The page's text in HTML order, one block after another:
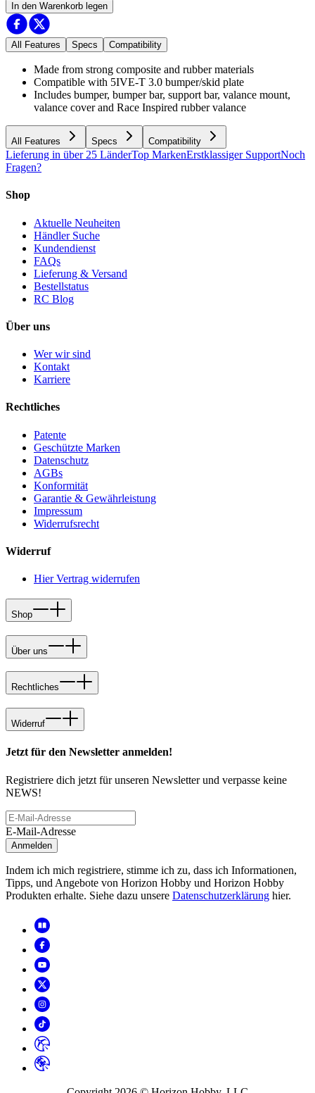
In den Warenkorb legen
All Features Specs Compatibility
Made from strong composite and rubber materials
Compatible with 5IVE-T 3.0 bumper/skid plate
Includes bumper, bumper bar, support bar, valance mount,
valance cover and Race Inspired rubber valance
All Features Specs Compatibility
Lieferung in über 25 LänderTop MarkenErstklassiger SupportNoch
Fragen?
Shop
Aktuelle Neuheiten
Händler Suche
Kundendienst
FAQs
Lieferung & Versand
Bestellstatus
RC Blog
Über uns
Wer wir sind
Kontakt
Karriere
Rechtliches
Patente
Geschützte Marken
Datenschutz
AGBs
Konformität
Garantie & Gewährleistung
Impressum
Widerrufsrecht
Widerruf
Hier Vertrag widerrufen
Shop
Über uns
Rechtliches
Widerruf
Jetzt für den Newsletter anmelden!
Registriere dich jetzt für unseren Newsletter und verpasse keine
NEWS!
E-Mail-Adresse
Anmelden
Indem ich mich registriere, stimme ich zu, dass ich Informationen,
Tipps, und Angebote von Horizon Hobby und Horizon Hobby
Produkten erhalte. Siehe dazu unsere Datenschutzerklärung hier.